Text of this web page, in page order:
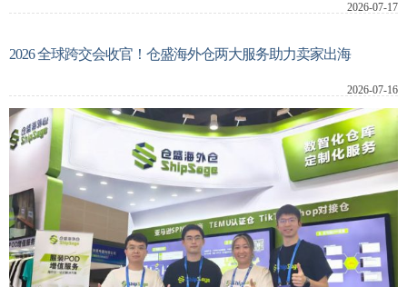
系统登录
2026-07-17
2026 全球跨交会收官！仓盛海外仓两大服务助力卖家出海
2026-07-16